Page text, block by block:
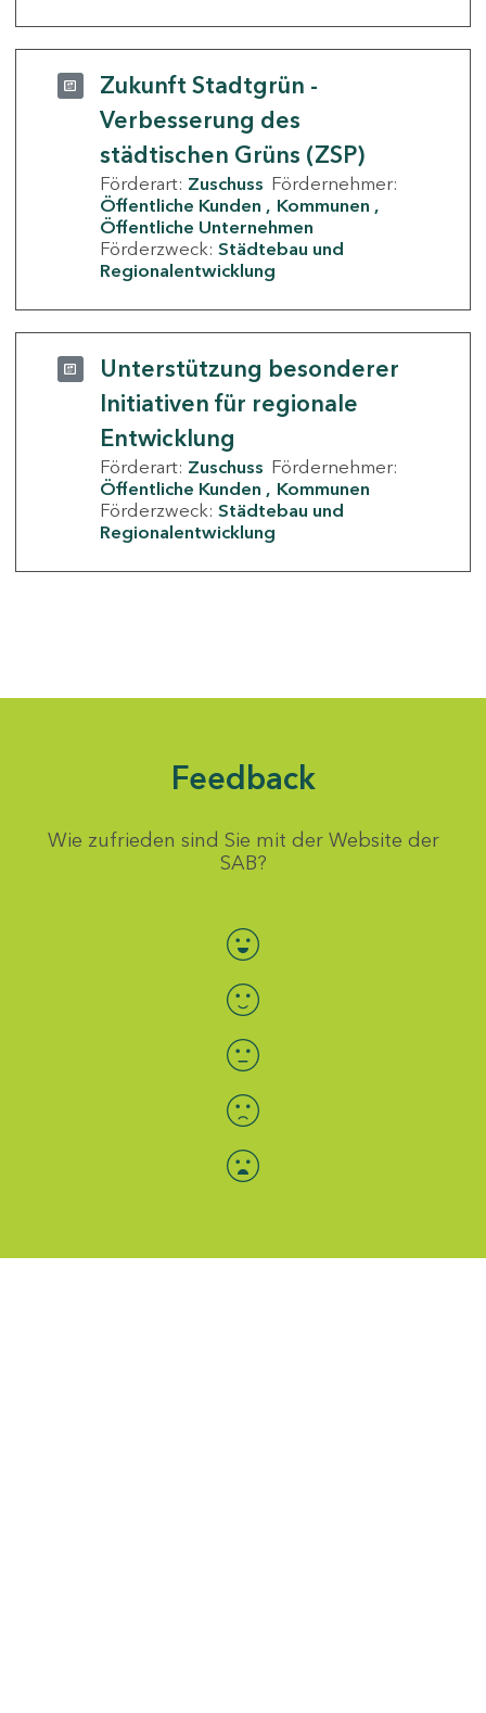
Zukunft Stadtgrün -
Verbesserung des
städtischen Grüns (ZSP)
Förderart: Zuschuss Fördernehmer:
Öffentliche Kunden
Kommunen
Öffentliche Unternehmen
Förderzweck: Städtebau und
Regionalentwicklung
Unterstützung besonderer
Initiativen für regionale
Entwicklung
Förderart: Zuschuss Fördernehmer:
Öffentliche Kunden
Kommunen
Förderzweck: Städtebau und
Regionalentwicklung
Feedback
Wie zufrieden sind Sie mit der Website der
SAB?
Bewertung auswählen